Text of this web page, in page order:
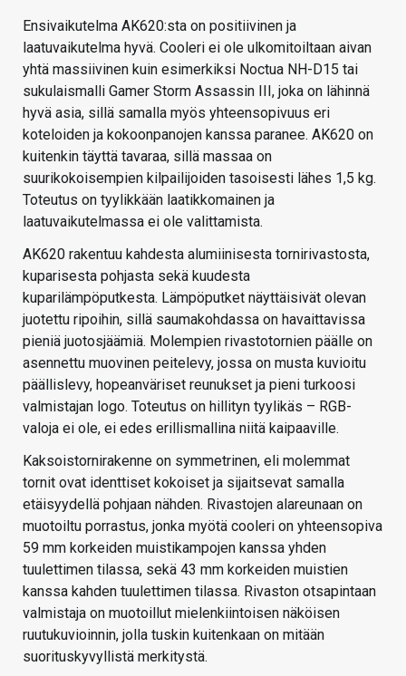
Ensivaikutelma AK620:sta on positiivinen ja
laatuvaikutelma hyvä. Cooleri ei ole ulkomitoiltaan aivan
yhtä massiivinen kuin esimerkiksi Noctua NH-D15 tai
sukulaismalli Gamer Storm Assassin III, joka on lähinnä
hyvä asia, sillä samalla myös yhteensopivuus eri
koteloiden ja kokoonpanojen kanssa paranee. AK620 on
kuitenkin täyttä tavaraa, sillä massaa on
suurikokoisempien kilpailijoiden tasoisesti lähes 1,5 kg.
Toteutus on tyylikkään laatikkomainen ja
laatuvaikutelmassa ei ole valittamista.
AK620 rakentuu kahdesta alumiinisesta tornirivastosta,
kuparisesta pohjasta sekä kuudesta
kuparilämpöputkesta. Lämpöputket näyttäisivät olevan
juotettu ripoihin, sillä saumakohdassa on havaittavissa
pieniä juotosjäämiä. Molempien rivastotornien päälle on
asennettu muovinen peitelevy, jossa on musta kuvioitu
päällislevy, hopeanväriset reunukset ja pieni turkoosi
valmistajan logo. Toteutus on hillityn tyylikäs – RGB-
valoja ei ole, ei edes erillismallina niitä kaipaaville.
Kaksoistornirakenne on symmetrinen, eli molemmat
tornit ovat identtiset kokoiset ja sijaitsevat samalla
etäisyydellä pohjaan nähden. Rivastojen alareunaan on
muotoiltu porrastus, jonka myötä cooleri on yhteensopiva
59 mm korkeiden muistikampojen kanssa yhden
tuulettimen tilassa, sekä 43 mm korkeiden muistien
kanssa kahden tuulettimen tilassa. Rivaston otsapintaan
valmistaja on muotoillut mielenkiintoisen näköisen
ruutukuvioinnin, jolla tuskin kuitenkaan on mitään
suorituskyvyllistä merkitystä.